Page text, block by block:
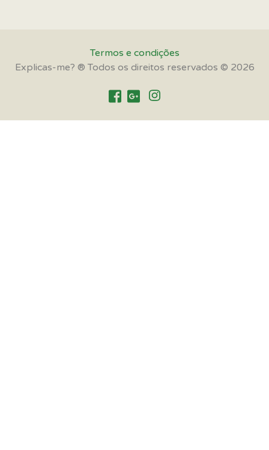
Termos e condições
Explicas-me? ® Todos os direitos reservados © 2026